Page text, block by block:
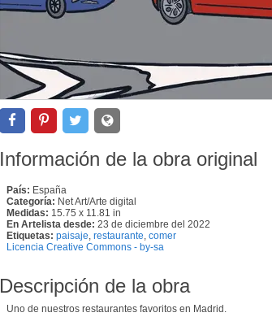
Información de la obra original
País: España
Categoría: Net Art/Arte digital
Medidas: 15.75 x 11.81 in
En Artelista desde: 23 de diciembre del 2022
Etiquetas: paisaje restaurante comer
Licencia Creative Commons - by-sa
Descripción de la obra
Uno de nuestros restaurantes favoritos en Madrid.